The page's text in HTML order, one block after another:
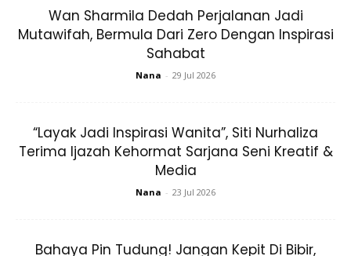
babe!! Happy father’s day Tok Sidang We love you!!
Bergenang pulak airmata ni tiberrrrr..
Anda mungkin berminat dengan
SHOPEE MY SHOPEE MY
Wan Sharmila Dedah Perjalanan Jadi
Mutawifah, Bermula Dari Zero Dengan Inspirasi
Sahabat
Nana - 29 Jul 2026
“Layak Jadi Inspirasi Wanita”, Siti Nurhaliza
Terima Ijazah Kehormat Sarjana Seni Kreatif &
Media
Nana - 23 Jul 2026
Bahaya Pin Tudung! Jangan Kepit Di Bibir,